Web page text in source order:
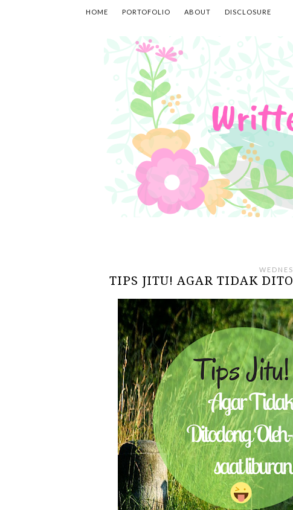
HOME PORTOFOLIO ABOUT DISCLOSURE
TIPS JITU! AGAR TIDAK